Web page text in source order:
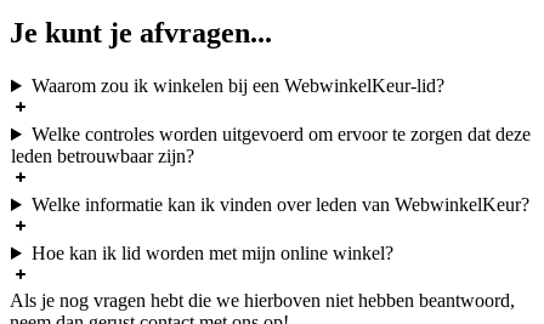
Je kunt je afvragen...
Waarom zou ik winkelen bij een WebwinkelKeur-lid?
Welke controles worden uitgevoerd om ervoor te zorgen dat deze
leden betrouwbaar zijn?
Welke informatie kan ik vinden over leden van WebwinkelKeur?
Hoe kan ik lid worden met mijn online winkel?
Als je nog vragen hebt die we hierboven niet hebben beantwoord,